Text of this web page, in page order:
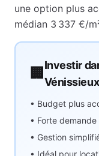
une option plus
médian 3 337 €/
🏢 Investir
Vénissieux
• Budget plus
• Forte
• Gestion
• Idéal pour